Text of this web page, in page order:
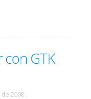
GTK
2008 .